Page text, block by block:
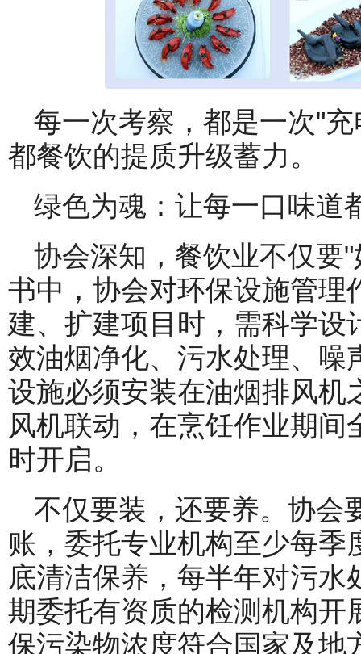
每一次考察，都是一次"
都餐饮的提质升级蓄力。
绿色为魂：让每一口味道
协会深知，餐饮业不仅要
书中，协会对环保设施管理
建、扩建项目时，需科学设
效油烟净化、污水处理、噪
设施必须安装在油烟排风机
风机联动，在烹饪作业期
时开启。
不仅要装，还要养。协会
账，委托专业机构至少每
底清洁保养，每半年对污
期委托有资质的检测机构开
保污染物浓度符合国家及地